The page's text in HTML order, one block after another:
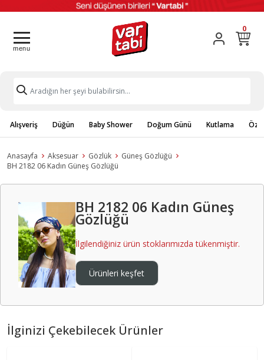
0
Alışveriş Düğün Baby Shower Doğum Günü Kutlama
Anasayfa Aksesuar Gözlük
Güneş Gözlüğü
BH 2182 06 Kadın Güneş Gözlüğü
BH 2182 06 Kadın Güneş
Gözlüğü
İlgilendiğiniz ürün stoklarımızda tükenmiştir.
Ürünleri keşfet
İlginizi Çekebilecek Ürünler